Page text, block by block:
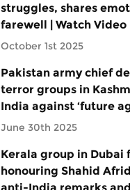
struggles, shares
farewell | Watch Video
October 1st 2025
Pakistan army chief
terror groups in
India against ‘future
June 30th 2025
Kerala group in Dubai
honouring Shahid
anti-India remarks